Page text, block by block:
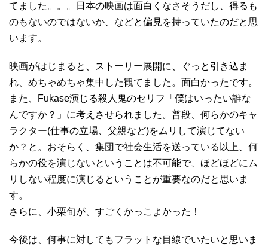
てました。。。日本の映画は面白くなさそうだし、得るも
のもないのではないか、などと偏見を持っていたのだと思
います。
映画がはじまると、ストーリー展開に、ぐっと引き込ま
れ、めちゃめちゃ集中した観てました。面白かったです。
また、Fukase演じる殺人鬼のセリフ「僕はいったい誰な
んですか？」に考えさせられました。普段、何らかのキャ
ラクター(仕事の立場、父親など)をムリして演じてない
か？と。おそらく、集団で社会生活を送っている以上、何
らかの役を演じないということは不可能で、ほどほどにム
リしない程度に演じるということが重要なのだと思いま
す。
さらに、小栗旬が、すごくかっこよかった！
今後は、何事に対してもフラットな目線でいたいと思いま